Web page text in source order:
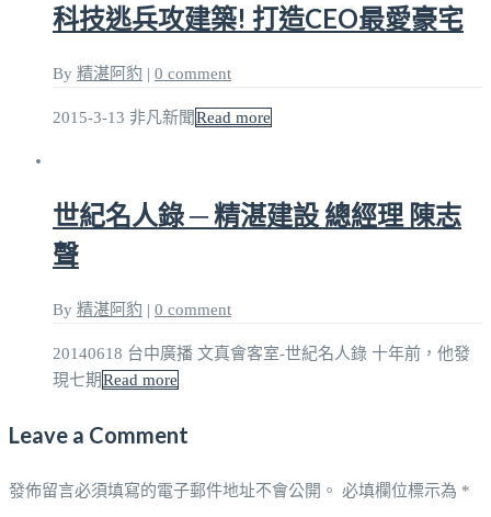
科技逃兵攻建築! 打造CEO最愛豪宅
By 精湛阿豹 | 0 comment
2015-3-13 非凡新聞Read more
世紀名人錄 ─ 精湛建設 總經理 陳志
聲
By 精湛阿豹 | 0 comment
20140618 台中廣播 文真會客室-世紀名人錄 十年前，他發
現七期Read more
Leave a Comment
發佈留言必須填寫的電子郵件地址不會公開。 必填欄位標示為 *